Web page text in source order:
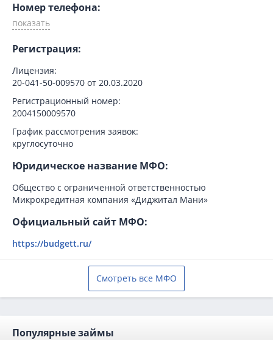
Номер телефона:
Регистрация:
Лицензия:
20-041-50-009570 от 20.03.2020
Регистрационный номер:
2004150009570
График рассмотрения заявок:
круглосуточно
Юридическое название МФО:
Общество с ограниченной ответственностью
Микрокредитная компания «Диджитал Мани»
Официальный сайт МФО:
https://budgett.ru/
Смотреть все МФО
Популярные займы